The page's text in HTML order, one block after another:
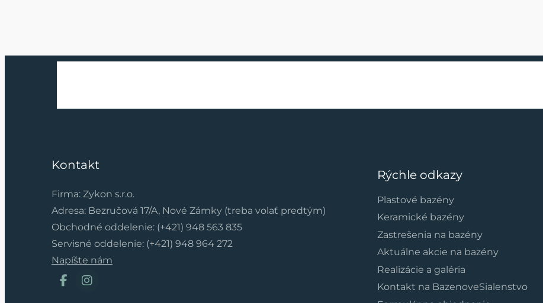
Kontakt
Firma: Zykon s.r.o.
Adresa: Bezručová 17/A, Nové Zámky (treba volať predtým)
Obchodné oddelenie: (+421) 948 563 835
Servisné oddelenie: (+421) 948 964 272
Napíšte nám
Rýchle odkazy
Plastové bazény
Keramické bazény
Zastrešenia na bazény
Aktuálne akcie na bazény
Realizácie a galéria
Kontakt na BazenoveSialenstvo